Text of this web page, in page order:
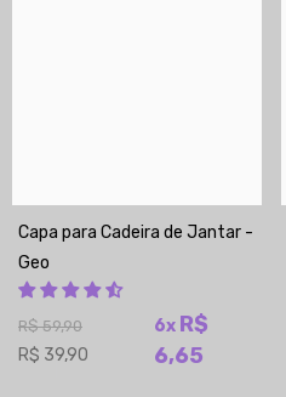
Capa para Cadeira de Jantar -
Geo
R$ 59,90
R$ 39,90
6x R$
6,65